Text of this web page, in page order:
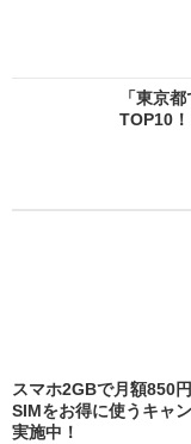
「東京
TOP10
スマホ2GBで月額850
SIMをお得に使うキャ
実施中！